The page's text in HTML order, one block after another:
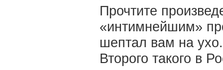
Прочтите
«интимнейшим»
шептал вам на
Второго такого в